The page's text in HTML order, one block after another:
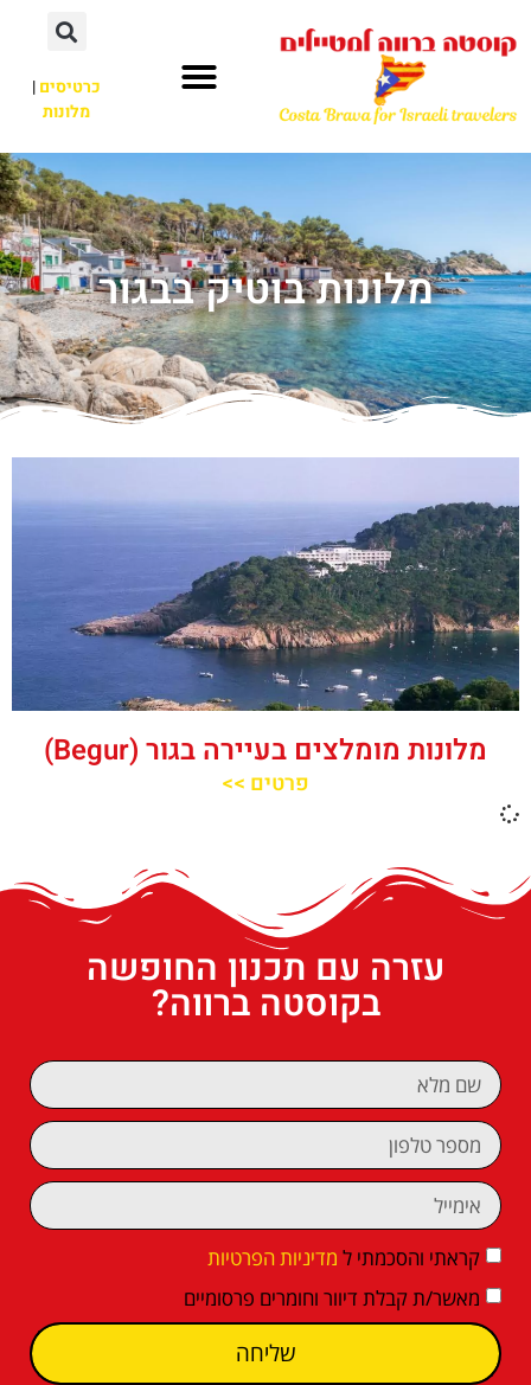
כרטיסים|
מלונות
מלונות בוטיק בבגור
מלונות מומלצים בעיירה בגור (Begur)
פרטים >>
עזרה עם תכנון החופשה
בקוסטה ברווה?
קראתי והסכמתי ל מדיניות הפרטיות
מאשר/ת קבלת דיוור וחומרים פרסומיים
שליחה